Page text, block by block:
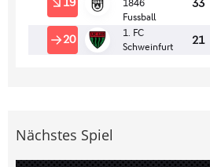
Nächstes Spiel